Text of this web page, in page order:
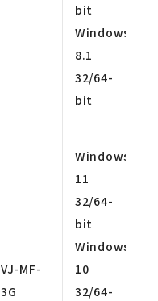
bit
Windows
8.1
32/64-
bit
VJ-MF-
3G
Windows
11
32/64-
bit
Windows
10
32/64-